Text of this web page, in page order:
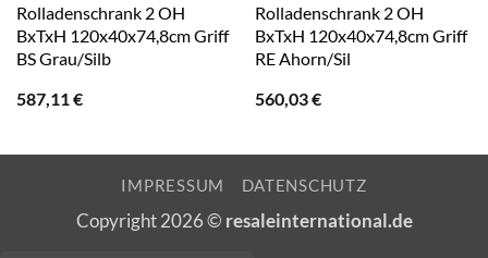
Rolladenschrank 2 OH
BxTxH 120x40x74,8cm Griff
BS Grau/Silb
587,11€
Rolladenschrank 2 OH
BxTxH 120x40x74,8cm Griff
RE Ahorn/Sil
560,03€
IMPRESSUM DATENSCHUTZ
Copyright 2026 © resaleinternational.de